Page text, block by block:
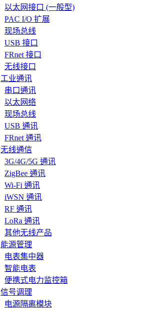
以太网接口 (一般型)
PAC I/O 扩展
现场总线
USB 接口
FRnet 接口
无线接口
工业通讯
串口通讯
以太网络
现场总线
USB 通讯
FRnet 通讯
无线通信
3G/4G/5G 通讯
ZigBee 通讯
Wi-Fi 通讯
iWSN 通讯
RF 通讯
LoRa 通讯
其他无线产品
能源管理
电表集中器
智能电表
便携式电力监控箱
信号调理
电源隔离模块